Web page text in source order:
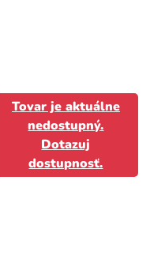
Tovar je aktuálne
nedostupný.
Dotazuj
dostupnosť.